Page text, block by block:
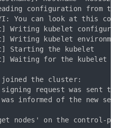
configuration from
You can look at this
Writing kubelet
Writing kubelet
Starting the kubelet
Waiting for the kubelet to
joined the cluster:
request was sent to
informed of the new